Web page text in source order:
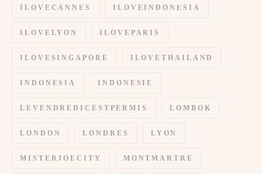
ILOVECANNES ILOVEINDONESIA
ILOVELYON ILOVEPARIS
ILOVESINGAPORE ILOVETHAILAND
INDONESIA INDONESIE
LEVENDREDICESTPERMIS LOMBOK
LONDON LONDRES LYON
MISTERJOECITY MONTMARTRE